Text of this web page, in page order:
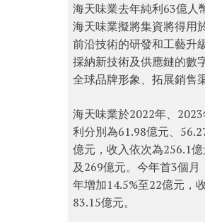
海天味業去年純利63億人
海天味業擬將集資將得用
前沿技術的研發和工藝升
採納新技術及供應鏈的數
全球品牌形象、拓展銷售
海天味業於2022年、
利分別為61.98億元、
億元，收入依次為256.1
及269億元。今年首3個月
年增加14.5%至22億元，
83.15億元。